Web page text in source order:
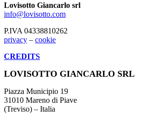
Lovisotto Giancarlo srl
info@lovisotto.com
P.IVA 04338810262
privacy – cookie
CREDITS
LOVISOTTO GIANCARLO SRL
Piazza Municipio 19
31010 Mareno di Piave
(Treviso) – Italia